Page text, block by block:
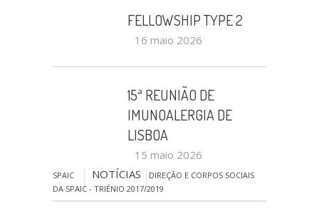
FELLOWSHIP TYPE 2
16 maio 2026
15ª REUNIÃO DE
IMUNOALERGIA DE
LISBOA
15 maio 2026
SPAIC NOTÍCIAS
DIREÇÃO E CORPOS SOCIAIS
DA SPAIC - TRIÉNIO 2017/2019